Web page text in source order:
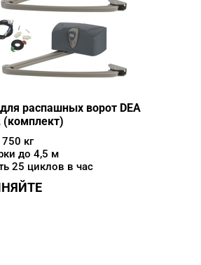
распашных ворот DEA
(комплект)
кг
до 4,5 м
25 циклов в час